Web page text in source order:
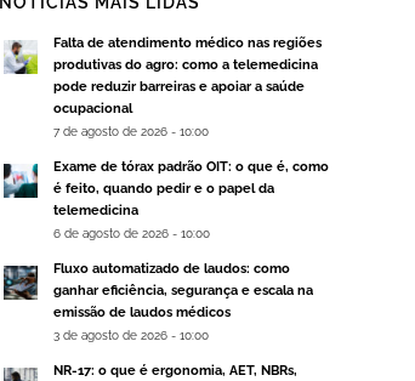
Falta de atendimento médico nas regiões
produtivas do agro: como a telemedicina
pode reduzir barreiras e apoiar a saúde
ocupacional
7 de agosto de 2026 - 10:00
Exame de tórax padrão OIT: o que é, como
é feito, quando pedir e o papel da
telemedicina
6 de agosto de 2026 - 10:00
Fluxo automatizado de laudos: como
ganhar eficiência, segurança e escala na
emissão de laudos médicos
3 de agosto de 2026 - 10:00
NR-17: o que é ergonomia, AET, NBRs,